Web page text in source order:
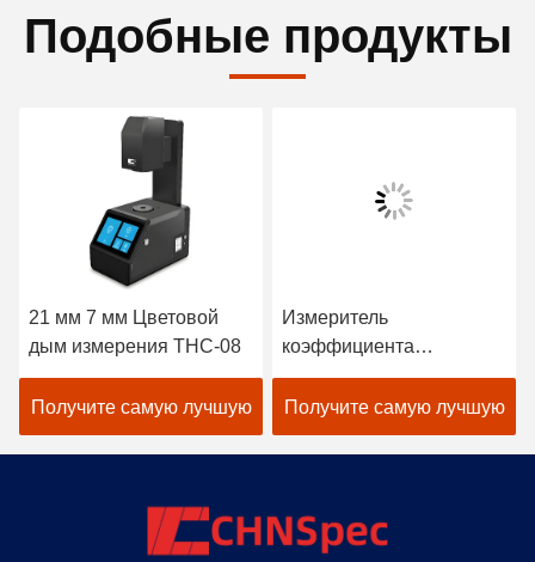
Подобные продукты
21 мм 7 мм Цветовой
дым измерения THC-08
Получите самую лучшую
Измеритель
коэффициента
пропускания и мутности
400-700 нм, 10 нм, ASTM
D1003 THC-07
Получите самую лучшую